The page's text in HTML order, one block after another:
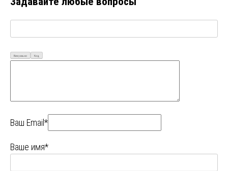
Визуально Код
Ваш Email*
Ваше имя*